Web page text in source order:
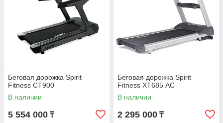
Беговая дорожка Spirit
Fitness CT900
В наличии
5 554 000 ₸
Беговая дорожка Spirit
Fitness XT685 АC
В наличии
2 295 000 ₸